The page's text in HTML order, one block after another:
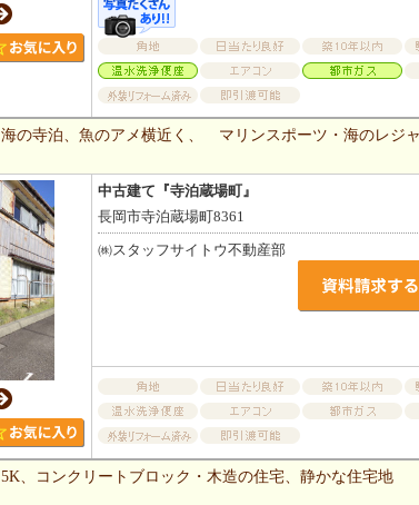
海の寺泊、魚のアメ横近く、 マリンスポーツ・海のレジ
中古建て『寺泊蔵場町』
長岡市寺泊蔵場町8361
㈱スタッフサイトウ不動産部
5K、コンクリートブロック・木造の住宅、静かな住宅地